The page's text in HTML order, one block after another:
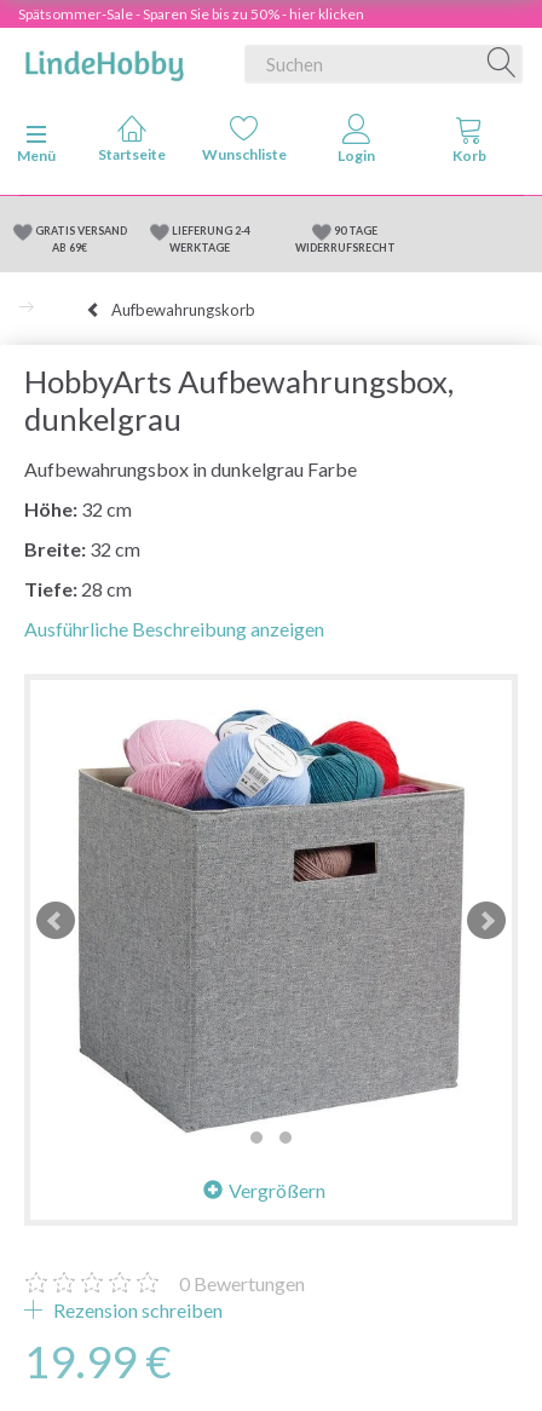
Spätsommer-Sale - Sparen Sie bis zu 50% - hier klicken
Anzeige ändern
Menü
GRATIS VERSAND
AB 69€
LIEFERUNG 2-4
WERKTAGE
90 TAGE
WIDERRUFSRECHT
Aufbewahrungskorb
HobbyArts Aufbewahrungsbox,
dunkelgrau
Aufbewahrungsbox in dunkelgrau Farbe
Höhe: 32 cm
Breite: 32 cm
Tiefe: 28 cm
Ausführliche Beschreibung anzeigen
Vergrößern
0 Bewertungen
Rezension schreiben
19.99 €